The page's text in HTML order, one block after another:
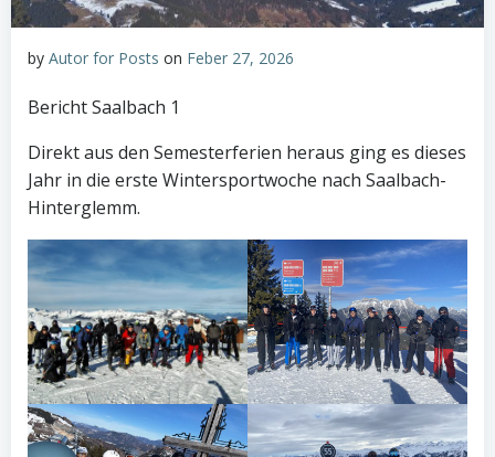
by Autor for Posts on Feber 27, 2026
Bericht Saalbach 1
Direkt aus den Semesterferien heraus ging es dieses
Jahr in die erste Wintersportwoche nach Saalbach-
Hinterglemm.